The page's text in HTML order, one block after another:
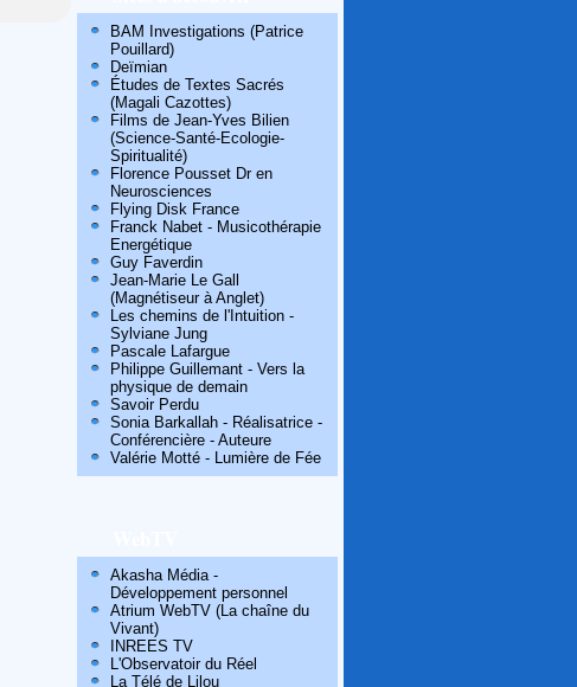
BAM Investigations (Patrice
Pouillard)
Deïmian
Études de Textes Sacrés
(Magali Cazottes)
Films de Jean-Yves Bilien
(Science-Santé-Ecologie-
Spiritualité)
Florence Pousset Dr en
Neurosciences
Flying Disk France
Franck Nabet - Musicothérapie
Energétique
Guy Faverdin
Jean-Marie Le Gall
(Magnétiseur à Anglet)
Les chemins de l'Intuition -
Sylviane Jung
Pascale Lafargue
Philippe Guillemant - Vers la
physique de demain
Savoir Perdu
Sonia Barkallah - Réalisatrice -
Conférencière - Auteure
Valérie Motté - Lumière de Fée
Akasha Média -
Développement personnel
Atrium WebTV (La chaîne du
Vivant)
INREES TV
L'Observatoir du Réel
La Télé de Lilou